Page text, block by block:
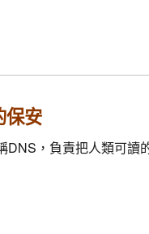
保安
DNS，負責把人類可讀